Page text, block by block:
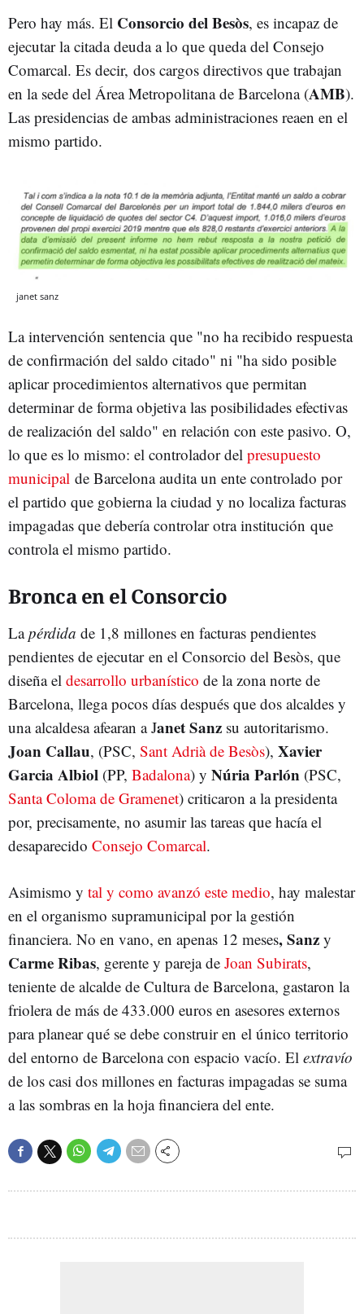
Pero hay más. El Consorcio del Besòs, es incapaz de
ejecutar la citada deuda a lo que queda del Consejo
Comarcal. Es decir, dos cargos directivos que trabajan
en la sede del Área Metropolitana de Barcelona (AMB).
Las presidencias de ambas administraciones reaen en el
mismo partido.
janet sanz
La intervención sentencia que "no ha recibido respuesta
de confirmación del saldo citado" ni "ha sido posible
aplicar procedimientos alternativos que permitan
determinar de forma objetiva las posibilidades efectivas
de realización del saldo" en relación con este pasivo. O,
lo que es lo mismo: el controlador del presupuesto
municipal de Barcelona audita un ente controlado por
el partido que gobierna la ciudad y no localiza facturas
impagadas que debería controlar otra institución que
controla el mismo partido.
Bronca en el Consorcio
Lapérdida de 1,8 millones en facturas pendientes
pendientes de ejecutar en el Consorcio del Besòs, que
diseña el desarrollo urbanístico de la zona norte de
Barcelona, llega pocos días después que dos alcaldes y
una alcaldesa afearan a Janet Sanz su autoritarismo.
Joan Callau, (PSC, Sant Adrià de Besòs), Xavier
Garcia Albiol (PP, Badalona) y Núria Parlón (PSC,
Santa Coloma de Gramenet) criticaron a la presidenta
por, precisamente, no asumir las tareas que hacía el
desaparecido Consejo Comarcal.
Asimismo y tal y como avanzó este medio, hay malestar
en el organismo supramunicipal por la gestión
financiera. No en vano, en apenas 12 meses, Sanz y
Carme Ribas, gerente y pareja de Joan Subirats,
teniente de alcalde de Cultura de Barcelona, gastaron la
friolera de más de 433.000 euros en asesores externos
para planear qué se debe construir en el único territorio
del entorno de Barcelona con espacio vacío. El extravío
de los casi dos millones en facturas impagadas se suma
a las sombras en la hoja financiera del ente.